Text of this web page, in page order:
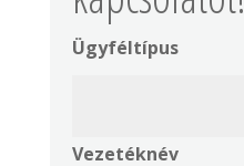
Ügyféltípus
Vezetéknév